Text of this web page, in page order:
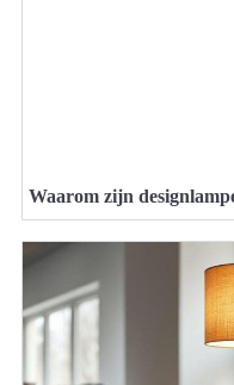
Waarom zijn